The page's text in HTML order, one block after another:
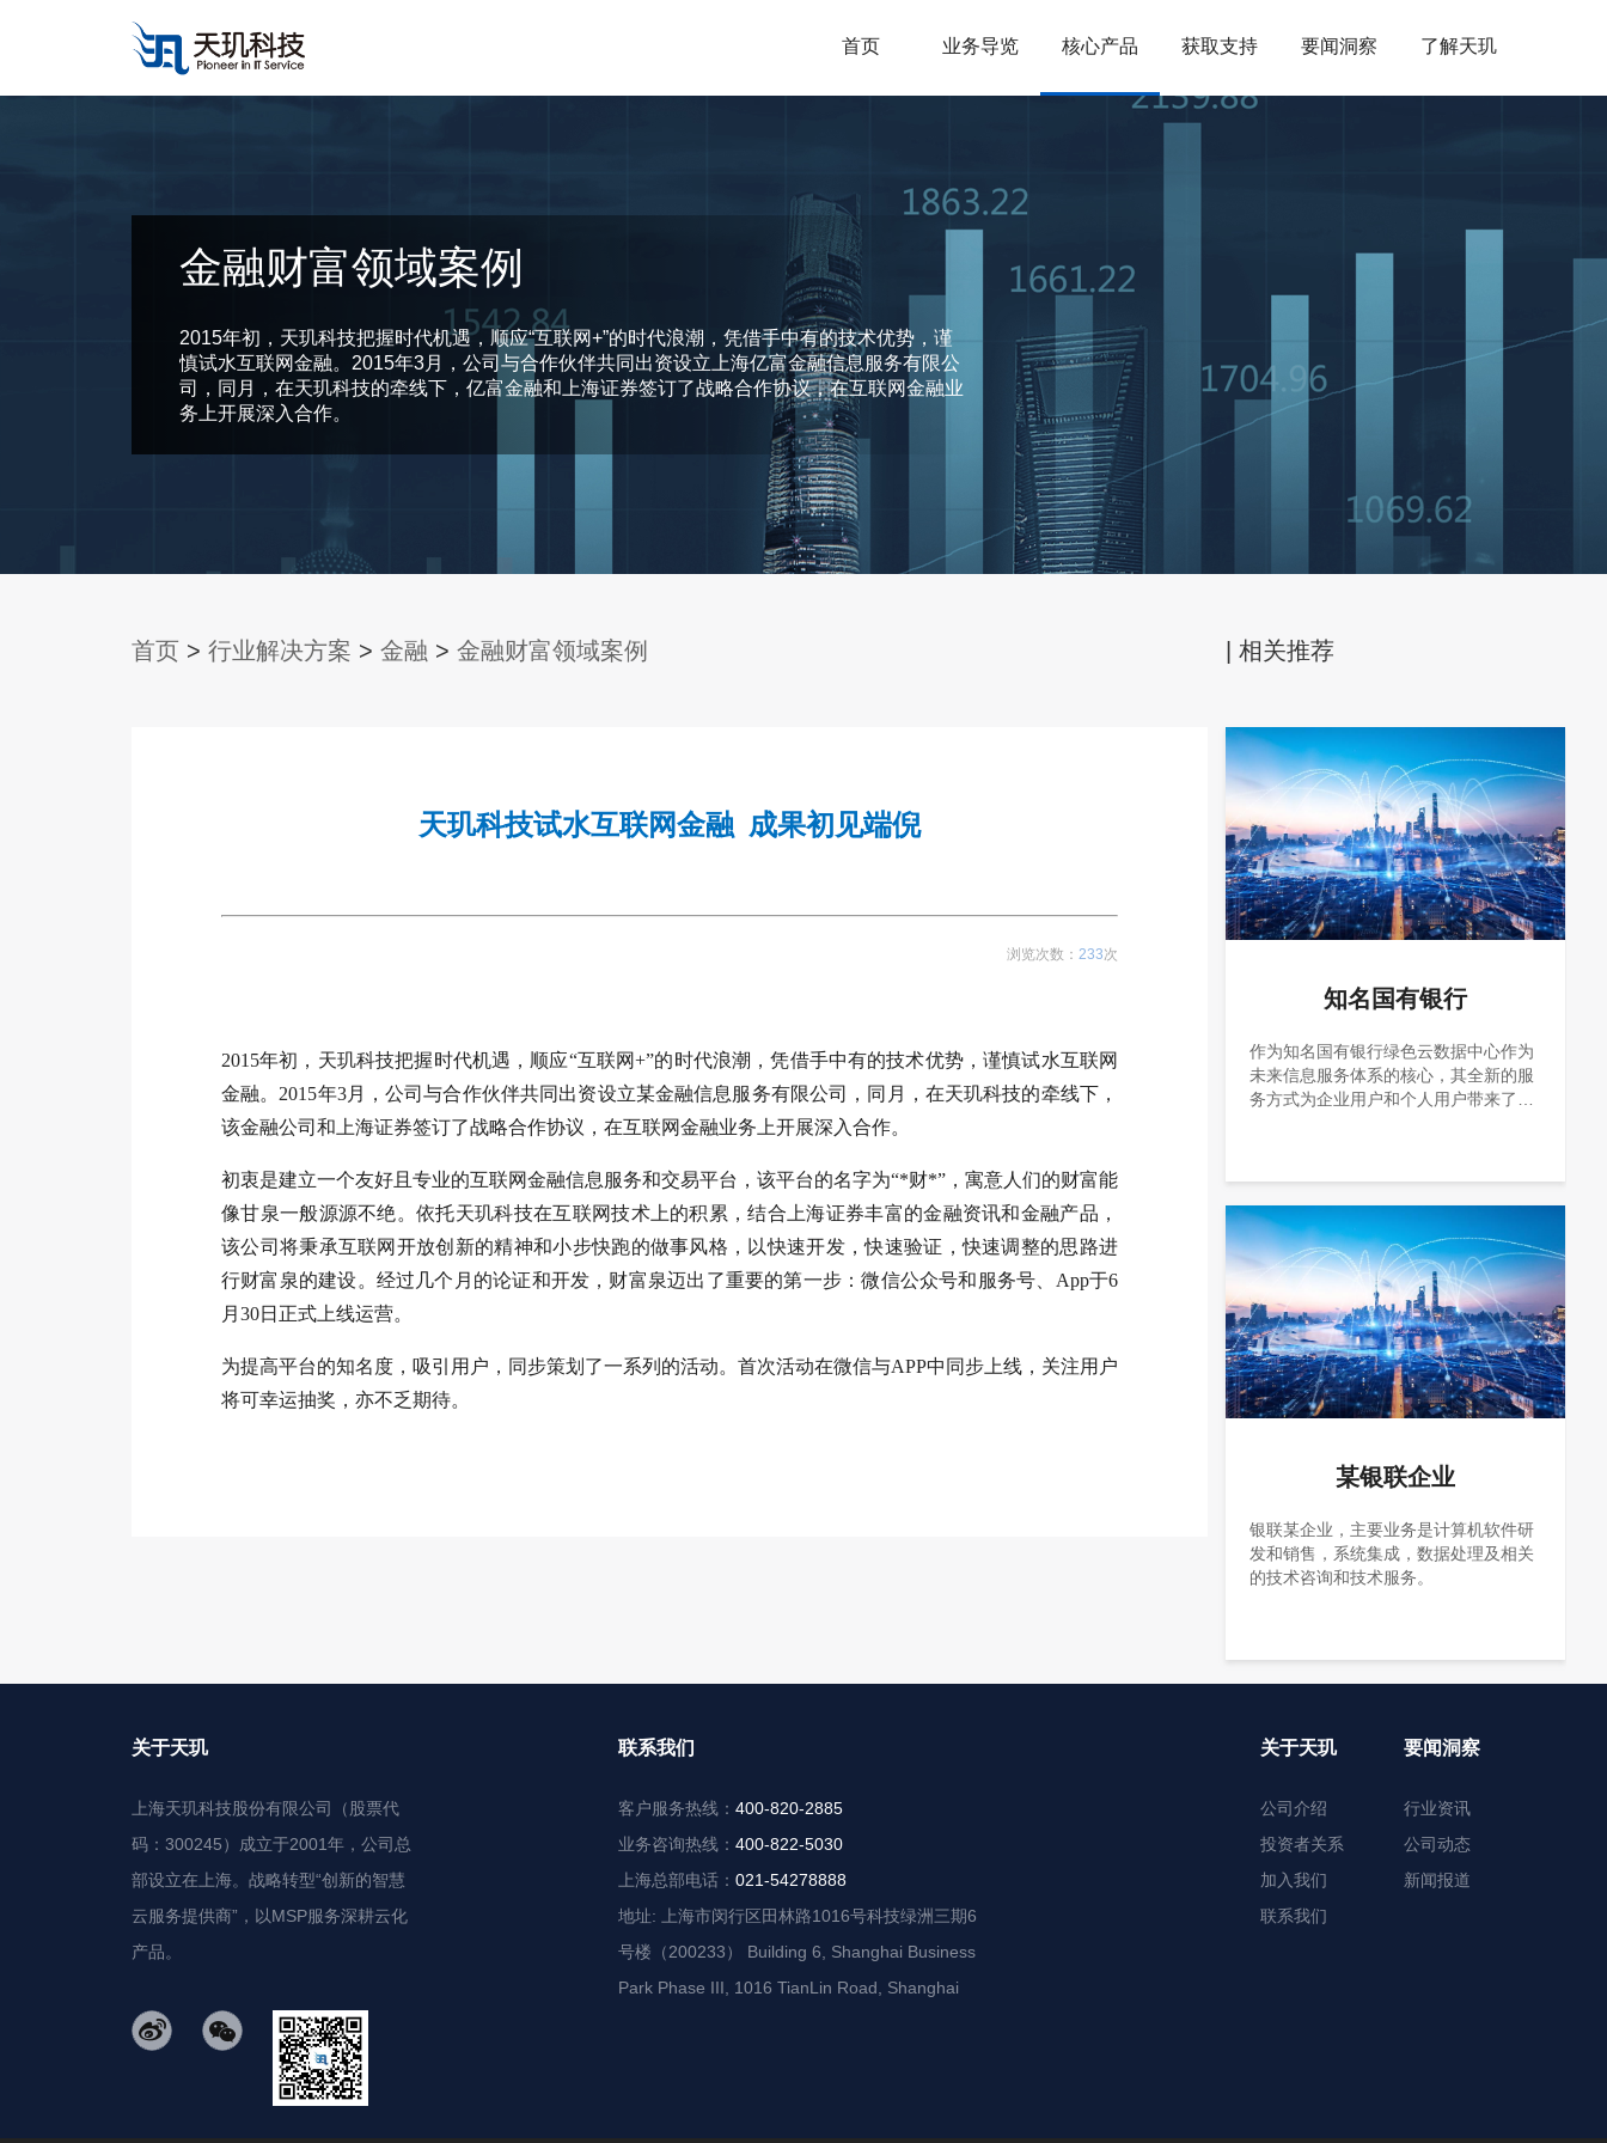
首页 业务导览 核心产品 获取支持 要闻洞察 了解天玑
金融财富领域案例
2015年初，天玑科技把握时代机遇，顺应“互联网+”的时代浪潮，凭借手中有的技术优势，谨
慎试水互联网金融。2015年3月，公司与合作伙伴共同出资设立上海亿富金融信息服务有限公
司，同月，在天玑科技的牵线下，亿富金融和上海证券签订了战略合作协议，在互联网金融业
务上开展深入合作。
首页 > 行业解决方案 > 金融 > 金融财富领域案例
天玑科技试水互联网金融 成果初见端倪
浏览次数： 233次
2015年初，天玑科技把握时代机遇，顺应“互联网+”的时代浪潮，凭借手中有的技术优势，谨慎试水互联网
金融。2015年3月，公司与合作伙伴共同出资设立某金融信息服务有限公司，同月，在天玑科技的牵线下，
该金融公司和上海证券签订了战略合作协议，在互联网金融业务上开展深入合作。
初衷是建立一个友好且专业的互联网金融信息服务和交易平台，该平台的名字为“*财*”，寓意人们的财富能
像甘泉一般源源不绝。依托天玑科技在互联网技术上的积累，结合上海证券丰富的金融资讯和金融产品，
该公司将秉承互联网开放创新的精神和小步快跑的做事风格，以快速开发，快速验证，快速调整的思路进
行财富泉的建设。经过几个月的论证和开发，财富泉迈出了重要的第一步：微信公众号和服务号、App于6
月30日正式上线运营。
为提高平台的知名度，吸引用户，同步策划了一系列的活动。首次活动在微信与APP中同步上线，关注用户
将可幸运抽奖，亦不乏期待。
| 相关推荐
知名国有银行
作为知名国有银行绿色云数据中心作为
未来信息服务体系的核心，其全新的服
务方式为企业用户和个人用户带来了革
要求。
某银联企业
银联某企业，主要业务是计算机软件研
发和销售，系统集成，数据处理及相关
的技术咨询和技术服务。
关于天玑
上海天玑科技股份有限公司（股票代
码：300245）成立于2001年，公司总
部设立在上海。战略转型“创新的智慧
云服务提供商”，以MSP服务深耕云化
产品。
联系我们
客户服务热线： 400-820-2885
业务咨询热线： 400-822-5030
上海总部电话： 021-54278888
地址: 上海市闵行区田林路1016号科技绿洲三期6
号楼（200233） Building 6, Shanghai Business
Park Phase III, 1016 TianLin Road, Shanghai
要闻洞察
行业资讯
公司动态
新闻报道
关于天玑
公司介绍
投资者关系
加入我们
联系我们